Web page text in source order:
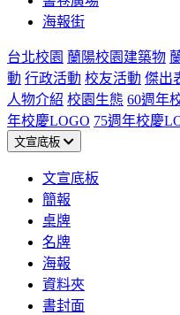
海報街
台北校園 蘭陽校園建築物
動 行政活動 校友活動 傑出
人物介紹 校園生態 60週年
年校慶LOGO 75週年校慶
文宣底板
文宣底板
簡報
桌牌
名牌
海報
資料夾
書封面